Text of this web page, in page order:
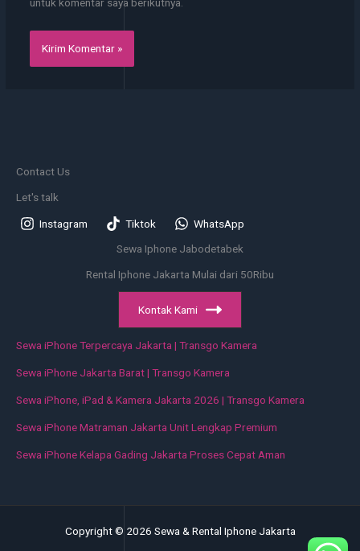
untuk komentar saya berikutnya.
Contact Us
Let's talk
Instagram Tiktok
WhatsApp
Sewa Iphone Jabodetabek
Rental Iphone Jakarta Mulai dari 50Ribu
Kontak Kami
Sewa iPhone Terpercaya Jakarta | Transgo Kamera
Sewa iPhone Jakarta Barat | Transgo Kamera
Sewa iPhone, iPad & Kamera Jakarta 2026 | Transgo Kamera
Sewa iPhone Matraman Jakarta Unit Lengkap Premium
Sewa iPhone Kelapa Gading Jakarta Proses Cepat Aman
Copyright © 2026 Sewa & Rental Iphone Jakarta